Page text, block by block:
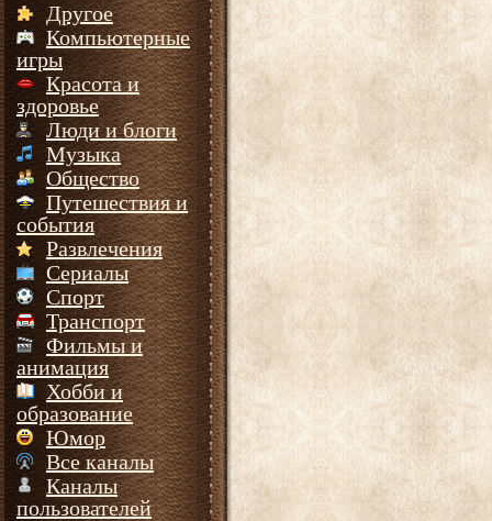
Другое
Компьютерные
игры
Красота и
здоровье
Люди и блоги
Музыка
Общество
Путешествия и
события
Развлечения
Сериалы
Спорт
Транспорт
Фильмы и
анимация
Хобби и
образование
Юмор
Все каналы
Каналы
пользователей